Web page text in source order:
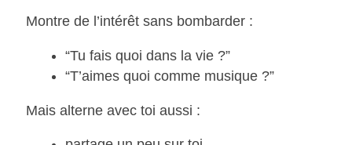
Montre de l’intérêt sans bombarder :
“Tu fais quoi dans la vie ?”
“T’aimes quoi comme musique ?”
Mais alterne avec toi aussi :